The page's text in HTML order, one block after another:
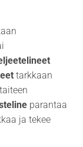
tarkkaan
taiteen
parantaa
ja tekee